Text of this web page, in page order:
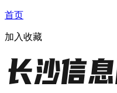
首页
加入收藏